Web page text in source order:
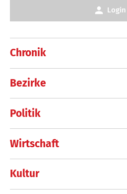
Chronik
Bezirke
Politik
Wirtschaft
Kultur
Login